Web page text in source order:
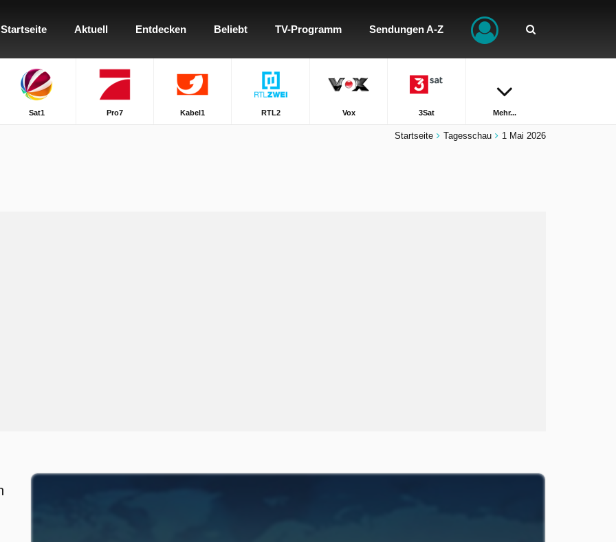
Startseite Aktuell Entdecken Beliebt TV-Programm Sendungen A-Z
Sat1 Pro7 Kabel1 RTL2 Vox 3Sat Mehr...
Startseite Tagesschau 1 Mai 2026